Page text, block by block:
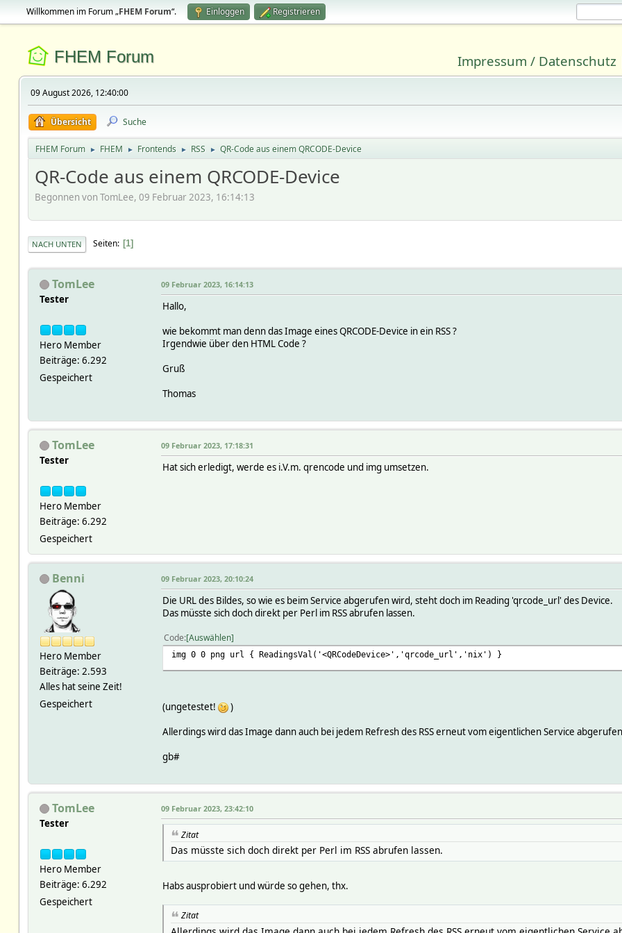
Willkommen im Forum „FHEM Forum“. Einloggen Registrieren
FHEM Forum Impressum / Datenschutz
09 August 2026, 12:40:00
Übersicht Suche
FHEM Forum ► FHEM ► Frontends ► RSS ► QR-Code aus einem QRCODE-Device
QR-Code aus einem QRCODE-Device
Begonnen von TomLee, 09 Februar 2023, 16:14:13
NACH UNTEN Seiten 1
TomLee
Tester
Hero Member
Beiträge: 6.292
Gespeichert
09 Februar 2023, 16:14:13
Hallo,
wie bekommt man denn das Image eines QRCODE-Device in ein RSS ?
Irgendwie über den HTML Code ?
Gruß
Thomas
TomLee
Tester
Hero Member
Beiträge: 6.292
Gespeichert
09 Februar 2023, 17:18:31
Hat sich erledigt, werde es i.V.m. qrencode und img umsetzen.
Benni
Hero Member
Beiträge: 2.593
Alles hat seine Zeit!
Gespeichert
09 Februar 2023, 20:10:24
Die URL des Bildes, so wie es beim Service abgerufen wird, steht doch im Reading 'qrcode_url' des Device.
Das müsste sich doch direkt per Perl im RSS abrufen lassen.
Code Auswählen
img 0 0 png url { ReadingsVal('<QRCodeDevice>','qrcode_url','nix') }
(ungetestet!
)
Allerdings wird das Image dann auch bei jedem Refresh des RSS erneut vom eigentlichen Service abgerufen
gb#
TomLee
Tester
Hero Member
Beiträge: 6.292
Gespeichert
09 Februar 2023, 23:42:10
Zitat
Das müsste sich doch direkt per Perl im RSS abrufen lassen.
Habs ausprobiert und würde so gehen, thx.
Zitat